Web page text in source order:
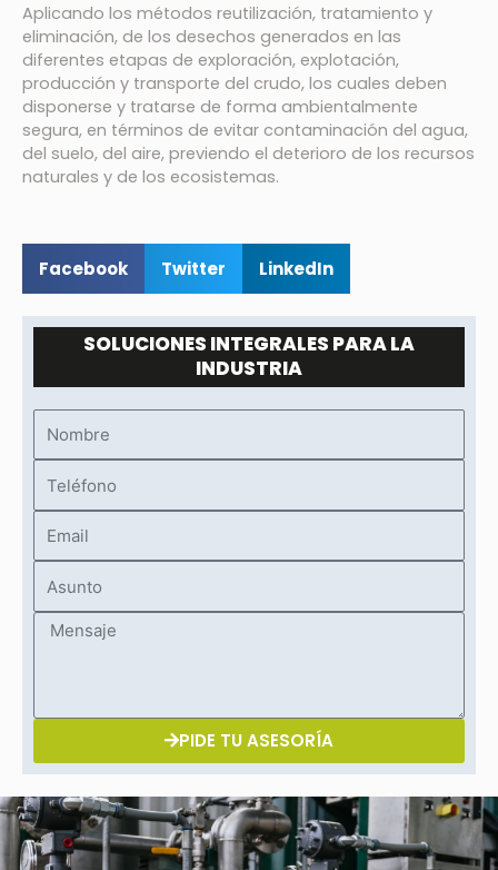
Aplicando los métodos reutilización, tratamiento y
eliminación, de los desechos generados en las
diferentes etapas de exploración, explotación,
producción y transporte del crudo, los cuales deben
disponerse y tratarse de forma ambientalmente
segura, en términos de evitar contaminación del agua,
del suelo, del aire, previendo el deterioro de los recursos
naturales y de los ecosistemas.
Facebook Twitter LinkedIn
SOLUCIONES INTEGRALES PARA LA
INDUSTRIA
Nombre
Email
Mensaje
PIDE TU ASESORÍA